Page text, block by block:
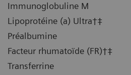
Immunoglobuline M
Lipoprotéine (a) Ultra†‡
Préalbumine
Facteur rhumatoïde (FR)†‡
Transferrine